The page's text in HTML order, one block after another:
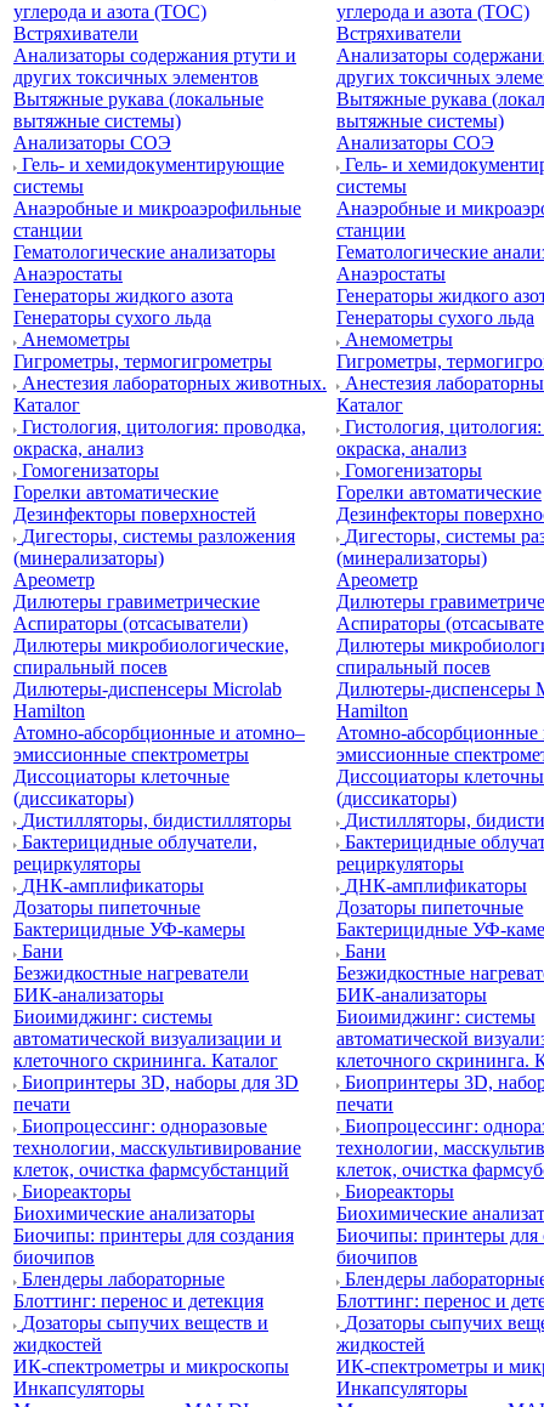
углерода и азота (ТОС)
Встряхиватели
Анализаторы содержания ртути и
других токсичных элементов
Вытяжные рукава (локальные
вытяжные системы)
Анализаторы СОЭ
Гель- и хемидокументирующие
системы
Анаэробные и микроаэрофильные
станции
Гематологические анализаторы
Анаэростаты
Генераторы жидкого азота
Генераторы сухого льда
Анемометры
Гигрометры, термогигрометры
Анестезия лабораторных животных.
Каталог
Гистология, цитология: проводка,
окраска, анализ
Гомогенизаторы
Горелки автоматические
Дезинфекторы поверхностей
Дигесторы, системы разложения
(минерализаторы)
Ареометр
Дилютеры гравиметрические
Аспираторы (отсасыватели)
Дилютеры микробиологические,
спиральный посев
Дилютеры-диспенсеры Microlab
Hamilton
Атомно-абсорбционные и атомно–
эмиссионные спектрометры
Диссоциаторы клеточные
(диссикаторы)
Дистилляторы, бидистилляторы
Бактерицидные облучатели,
рециркуляторы
ДНК-амплификаторы
Дозаторы пипеточные
Бактерицидные УФ-камеры
Бани
Безжидкостные нагреватели
БИК-анализаторы
Биоимиджинг: системы
автоматической визуализации и
клеточного скрининга. Каталог
Биопринтеры 3D, наборы для 3D
печати
Биопроцессинг: одноразовые
технологии, масскультивирование
клеток, очистка фармсубстанций
Биореакторы
Биохимические анализаторы
Биочипы: принтеры для создания
биочипов
Блендеры лабораторные
Блоттинг: перенос и детекция
Дозаторы сыпучих веществ и
жидкостей
ИК-спектрометры и микроскопы
Инкапсуляторы
углерода и азота (ТОС)
Встряхиватели
Анализаторы
других токсичных
Вытяжные рукава
вытяжные системы)
Анализаторы СОЭ
Гель- и
системы
Анаэробные и
станции
Гематологические
Анаэростаты
Генераторы жидкого
Генераторы сухого льда
Анемометры
Гигрометры,
Анестезия
Каталог
Гистология,
окраска, анализ
Гомогенизаторы
Горелки автоматические
Дезинфекторы
Дигесторы, системы
(минерализаторы)
Ареометр
Дилютеры
Аспираторы
Дилютеры
спиральный посев
Дилютеры-диспенсеры
Hamilton
Атомно-абсорбционные
эмиссионные
Диссоциаторы
(диссикаторы)
Дистилляторы,
Бактерицидные
рециркуляторы
ДНК-амплификаторы
Дозаторы пипеточные
Бактерицидные УФ-
Бани
Безжидкостные
БИК-анализаторы
Биоимиджинг: системы
автоматической
клеточного скрининга.
Биопринтеры 3D,
печати
Биопроцессинг:
технологии,
клеток, очистка
Биореакторы
Биохимические
Биочипы: принтеры для
биочипов
Блендеры
Блоттинг: перенос и
Дозаторы сыпучих
жидкостей
ИК-спектрометры и
Инкапсуляторы